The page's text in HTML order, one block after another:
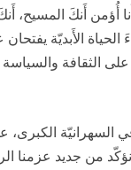
أَنكَ المسيح، أَنكَ
الأَبديّة
الثقافة
الكبرى،
ونؤكّد من جديد